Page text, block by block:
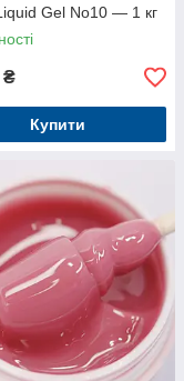
Gel No10 — 1 кг
₴
Купити